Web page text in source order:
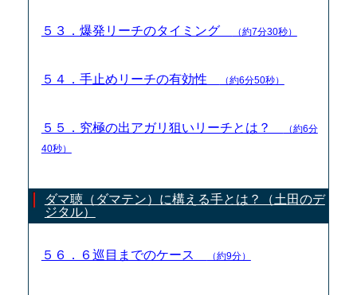
５３．爆発リーチのタイミング （約7分30秒）
５４．手止めリーチの有効性 （約6分50秒）
５５．究極の出アガリ狙いリーチとは？
（約6分
40秒）
ダマ聴（ダマテン）に構える手とは？（土田のデ
ジタル）
５６．６巡目までのケース （約9分）